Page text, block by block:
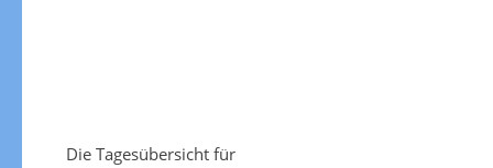
Die Tagesübersicht für